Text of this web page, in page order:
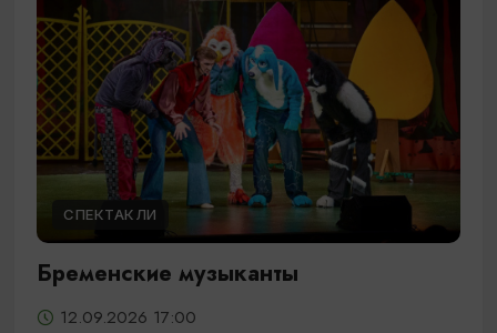
СПЕКТАКЛИ
Бременские музыканты
12.09.2026 17:00